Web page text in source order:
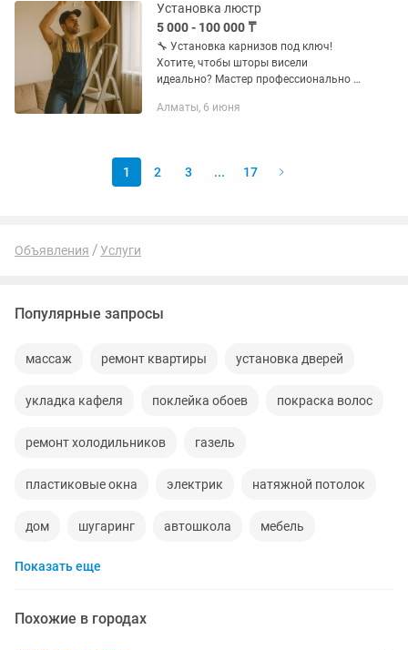
Установка люстр
5 000 - 100 000 ₸
🔧 Установка карнизов под ключ!
Хотите, чтобы шторы висели
идеально? Мастер профессионально и
сложности: потолочный, настенный,
Алматы, 6 июня
1 2 3 ... 17
Объявления Услуги
Популярные запросы
массаж ремонт квартиры установка дверей
укладка кафеля поклейка обоев покраска волос
ремонт холодильников газель
пластиковые окна электрик натяжной потолок
дом шугаринг автошкола мебель
ремонт телевизоров
Показать еще
Похожие в городах